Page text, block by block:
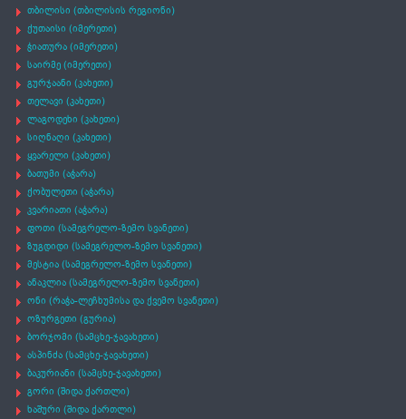
თბილისი (თბილისის რეგიონი)
ქუთაისი (იმერეთი)
ჭიათურა (იმერეთი)
საირმე (იმერეთი)
გურჯაანი (კახეთი)
თელავი (კახეთი)
ლაგოდეხი (კახეთი)
სიღნაღი (კახეთი)
ყვარელი (კახეთი)
ბათუმი (აჭარა)
ქობულეთი (აჭარა)
კვარიათი (აჭარა)
ფოთი (სამეგრელო-ზემო სვანეთი)
ზუგდიდი (სამეგრელო-ზემო სვანეთი)
მესტია (სამეგრელო-ზემო სვანეთი)
ანაკლია (სამეგრელო-ზემო სვანეთი)
ონი (რაჭა-ლეჩხუმისა და ქვემო სვანეთი)
ოზურგეთი (გურია)
ბორჯომი (სამცხე-ჯავახეთი)
ასპინძა (სამცხე-ჯავახეთი)
ბაკურიანი (სამცხე-ჯავახეთი)
გორი (შიდა ქართლი)
ხაშური (შიდა ქართლი)